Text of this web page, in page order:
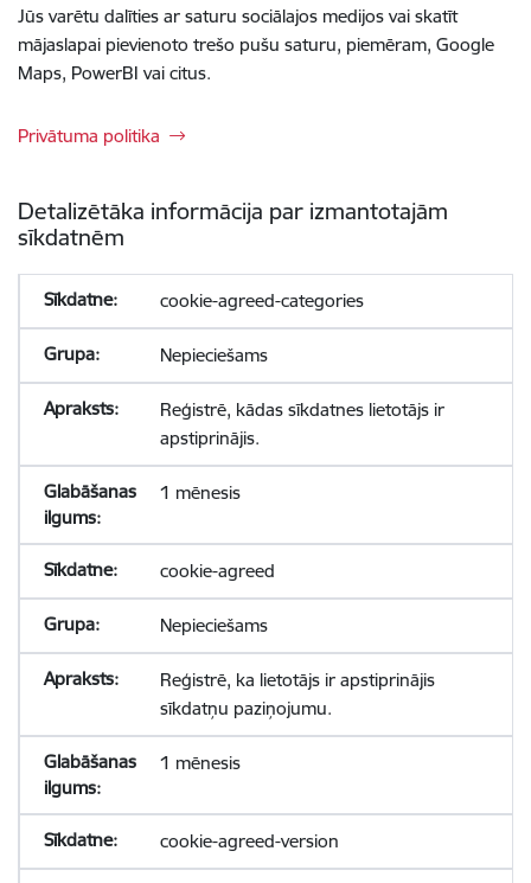
Jūs varētu dalīties ar saturu sociālajos medijos vai skatīt
mājaslapai pievienoto trešo pušu saturu, piemēram, Google
Maps, PowerBI vai citus.
Privātuma politika
Detalizētāka informācija par izmantotajām
sīkdatnēm
cookie-agreed-categories
Nepieciešams
Reģistrē, kādas sīkdatnes lietotājs ir
apstiprinājis.
1 mēnesis
cookie-agreed
Nepieciešams
Reģistrē, ka lietotājs ir apstiprinājis
sīkdatņu paziņojumu.
1 mēnesis
cookie-agreed-version